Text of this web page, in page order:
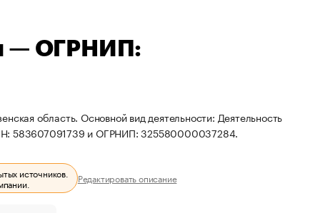
— ОГРНИП:
область. Основной вид деятельности: Деятельность
583607091739 и ОГРНИП: 325580000037284.
источников. Редактировать описание